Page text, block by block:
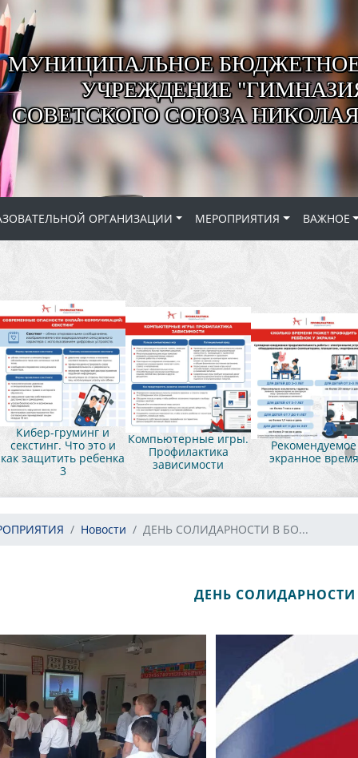
МУНИЦИПАЛЬНОЕ
УЧРЕЖДЕНИЕ
СОВЕТСКОГО СОЮЗА
ОРГАНИЗАЦИИ МЕРОПРИЯТИЯ ВАЖНОЕ
Кибер-груминг и
секстинг. Что это и
как защитить ребенка
3
Компьютерные игры.
Профилактика
зависимости
Рекомендуемое
экранное время
Новости ДЕНЬ СОЛИДАРНОСТИ В БО...
ДЕНЬ